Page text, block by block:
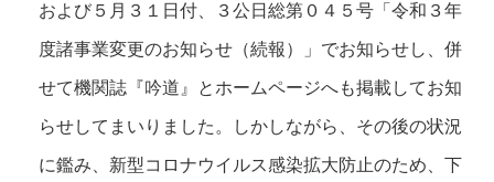
および５月３１日付、３公日総第０４５号「令和３年
度諸事業変更のお知らせ（続報）」でお知らせし、併
せて機関誌『吟道』とホームページへも掲載してお知
らせしてまいりました。しかしながら、その後の状況
に鑑み、新型コロナウイルス感染拡大防止のため、下